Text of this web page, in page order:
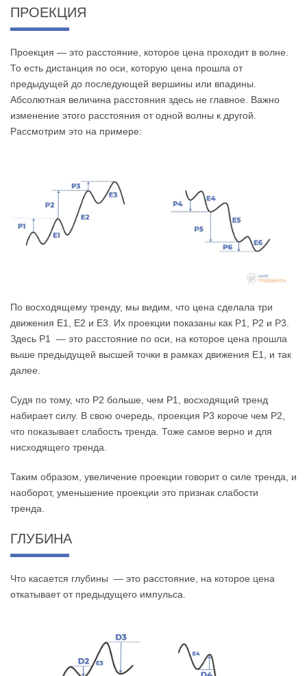
ПРОЕКЦИЯ
Проекция — это расстояние, которое цена проходит в волне.
То есть дистанция по оси, которую цена прошла от
предыдущей до последующей вершины или впадины.
Абсолютная величина расстояния здесь не главное. Важно
изменение этого расстояния от одной волны к другой.
Рассмотрим это на примере:
По восходящему тренду, мы видим, что цена сделала три
движения Е1, Е2 и Е3. Их проекции показаны как Р1, Р2 и Р3.
Здесь Р1 — это расстояние по оси, на которое цена прошла
выше предыдущей высшей точки в рамках движения Е1, и так
далее.
Судя по тому, что Р2 больше, чем Р1, восходящий тренд
набирает силу. В свою очередь, проекция Р3 короче чем Р2,
что показывает слабость тренда. Тоже самое верно и для
нисходящего тренда.
Таким образом, увеличение проекции говорит о силе тренда, и
наоборот, уменьшение проекции это признак слабости
тренда.
ГЛУБИНА
Что касается глубины — это расстояние, на которое цена
откатывает от предыдущего импульса.